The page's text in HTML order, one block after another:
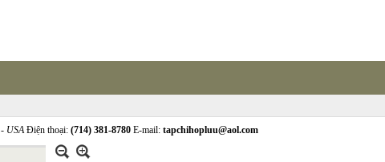
- USAĐiện thoại: (714) 381-8780 E-mail: tapchihopluu@aol.com